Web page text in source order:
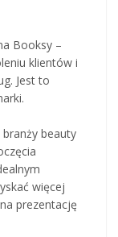
Booksy –
klientów i
Jest to
beauty
więcej
prezentację